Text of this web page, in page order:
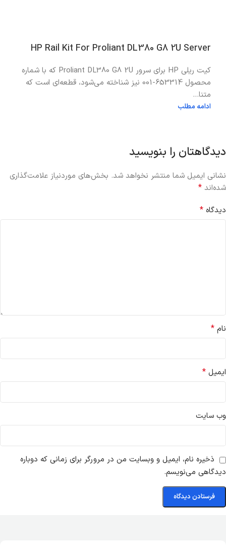
HP Rail Kit For Proliant DL380 G8 2U Server
کیت ریلی HP برای سرور Proliant DL380 G8 2U که با شماره
محصول 653314-001 نیز شناخته می‌شود، قطعه‌ای است که
متنا...
ادامه مطلب
دیدگاهتان را بنویسید
نشانی ایمیل شما منتشر نخواهد شد. بخش‌های موردنیاز علامت‌گذاری
شده‌اند *
دیدگاه *
نام *
ایمیل *
وب‌ سایت
ذخیره نام، ایمیل و وبسایت من در مرورگر برای زمانی که دوباره
دیدگاهی می‌نویسم.